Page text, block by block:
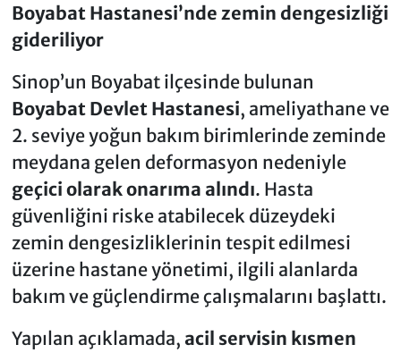
Boyabat Hastanesi’nde zemin dengesizliği
gideriliyor
Sinop’un Boyabat ilçesinde bulunan
Boyabat Devlet Hastanesi, ameliyathane ve
2. seviye yoğun bakım birimlerinde zeminde
meydana gelen deformasyon nedeniyle
geçici olarak onarıma alındı. Hasta
güvenliğini riske atabilecek düzeydeki
zemin dengesizliklerinin tespit edilmesi
üzerine hastane yönetimi, ilgili alanlarda
bakım ve güçlendirme çalışmalarını başlattı.
Yapılan açıklamada, acil servisin kısmen